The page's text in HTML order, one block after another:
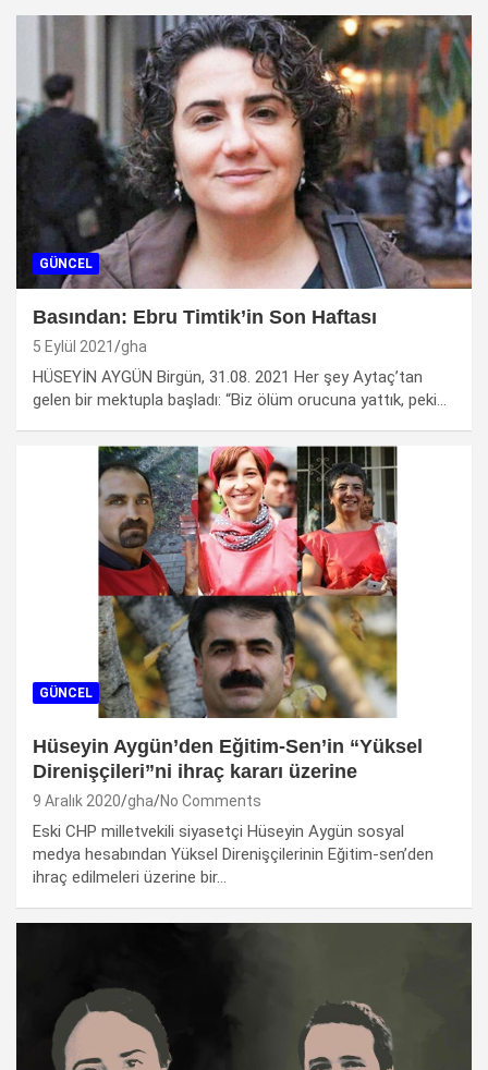
GÜNCEL
Basından: Ebru Timtik’in Son Haftası
5 Eylül 2021 gha
HÜSEYİN AYGÜN Birgün, 31.08. 2021 Her şey Aytaç’tan
gelen bir mektupla başladı: “Biz ölüm orucuna yattık, peki…
GÜNCEL
Hüseyin Aygün’den Eğitim-Sen’in “Yüksel
Direnişçileri”ni ihraç kararı üzerine
9 Aralık 2020 gha No Comments
Eski CHP milletvekili siyasetçi Hüseyin Aygün sosyal
medya hesabından Yüksel Direnişçilerinin Eğitim-sen’den
ihraç edilmeleri üzerine bir…